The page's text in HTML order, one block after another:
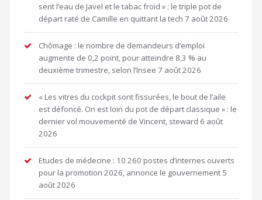
sent l’eau de Javel et le tabac froid » : le triple pot de
départ raté de Camille en quittant la tech 7 août 2026
Chômage : le nombre de demandeurs d’emploi
augmente de 0,2 point, pour atteindre 8,3 % au
deuxième trimestre, selon l’Insee 7 août 2026
« Les vitres du cockpit sont fissurées, le bout de l’aile
est défoncé. On est loin du pot de départ classique » : le
dernier vol mouvementé de Vincent, steward 6 août
2026
Etudes de médecine : 10 260 postes d’internes ouverts
pour la promotion 2026, annonce le gouvernement 5
août 2026